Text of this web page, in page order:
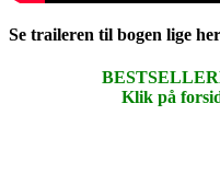
Se traileren til bogen lige her
Klik på